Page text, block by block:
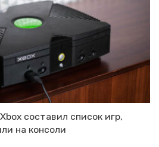
составил список игр,
на консоли